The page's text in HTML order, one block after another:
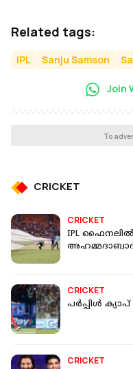
Related tags:
IPL Sanju Samson
Join
To
CRICKET
CRICKET
IPL ഫൈനലിൽ
CRICKET
പർപ്പിൾ
CRICKET